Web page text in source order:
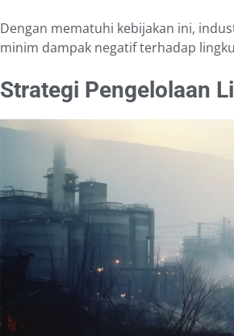
Dengan mematuhi kebijakan ini,
minim dampak negatif terhadap
Strategi Pengelolaan